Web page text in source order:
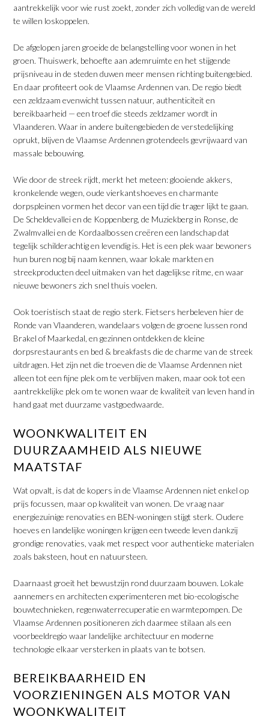
aantrekkelijk voor wie rust zoekt, zonder zich volledig van de wereld
te willen loskoppelen.
​De afgelopen jaren groeide de belangstelling voor wonen in het
groen. Thuiswerk, behoefte aan ademruimte en het stijgende
prijsniveau in de steden duwen meer mensen richting buitengebied.
En daar profiteert ook de Vlaamse Ardennen van. De regio biedt
een zeldzaam evenwicht tussen natuur, authenticiteit en
bereikbaarheid — een troef die steeds zeldzamer wordt in
Vlaanderen. Waar in andere buitengebieden de verstedelijking
oprukt, blijven de Vlaamse Ardennen grotendeels gevrijwaard van
massale bebouwing.
​Wie door de streek rijdt, merkt het meteen: glooiende akkers,
kronkelende wegen, oude vierkantshoeves en charmante
dorpspleinen vormen het decor van een tijd die trager lijkt te gaan.
De Scheldevallei en de Koppenberg, de Muziekberg in Ronse, de
Zwalmvallei en de Kordaalbossen creëren een landschap dat
tegelijk schilderachtig en levendig is. Het is een plek waar bewoners
hun buren nog bij naam kennen, waar lokale markten en
streekproducten deel uitmaken van het dagelijkse ritme, en waar
nieuwe bewoners zich snel thuis voelen.
​Ook toeristisch staat de regio sterk. Fietsers herbeleven hier de
Ronde van Vlaanderen, wandelaars volgen de groene lussen rond
Brakel of Maarkedal, en gezinnen ontdekken de kleine
dorpsrestaurants en bed & breakfasts die de charme van de streek
uitdragen. Het zijn net die troeven die de Vlaamse Ardennen niet
alleen tot een fijne plek om te verblijven maken, maar ook tot een
aantrekkelijke plek om te wonen waar de kwaliteit van leven hand in
hand gaat met duurzame vastgoedwaarde.
​WOONKWALITEIT EN
DUURZAAMHEID ALS NIEUWE
MAATSTAF
Wat opvalt, is dat de kopers in de Vlaamse Ardennen niet enkel op
prijs focussen, maar op kwaliteit van wonen. De vraag naar
energiezuinige renovaties en BEN-woningen stijgt sterk. Oudere
hoeves en landelijke woningen krijgen een tweede leven dankzij
grondige renovaties, vaak met respect voor authentieke materialen
zoals baksteen, hout en natuursteen.
​Daarnaast groeit het bewustzijn rond duurzaam bouwen. Lokale
aannemers en architecten experimenteren met bio-ecologische
bouwtechnieken, regenwaterrecuperatie en warmtepompen. De
Vlaamse Ardennen positioneren zich daarmee stilaan als een
voorbeeldregio waar landelijke architectuur en moderne
technologie elkaar versterken in plaats van te botsen.
BEREIKBAARHEID EN
VOORZIENINGEN ALS MOTOR VAN
WOONKWALITEIT